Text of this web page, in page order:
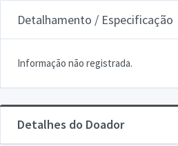
Detalhamento / Especificação
Informação não registrada.
Detalhes do Doador